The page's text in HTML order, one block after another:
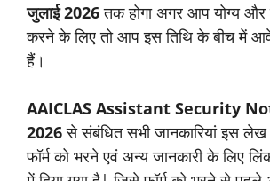
जुलाई2026तक होगा अगर आप योग्य
करने के लिए तो आप इस तिथि के बीच में
हैं।
AAICLAS Assistant Security
2026 से संबंधित सभी जानकारियां इस
फॉर्म को भरने एवं अन्य जानकारी के लिए